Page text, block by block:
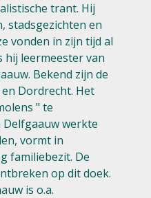
trant. Hij
stadsgezichten en
vonden in zijn tijd al
hij leermeester van
Bekend zijn de
Dordrecht. Het
" te
Delfgaauw werkte
vormt in
familiebezit. De
op dit doek.
is o.a.